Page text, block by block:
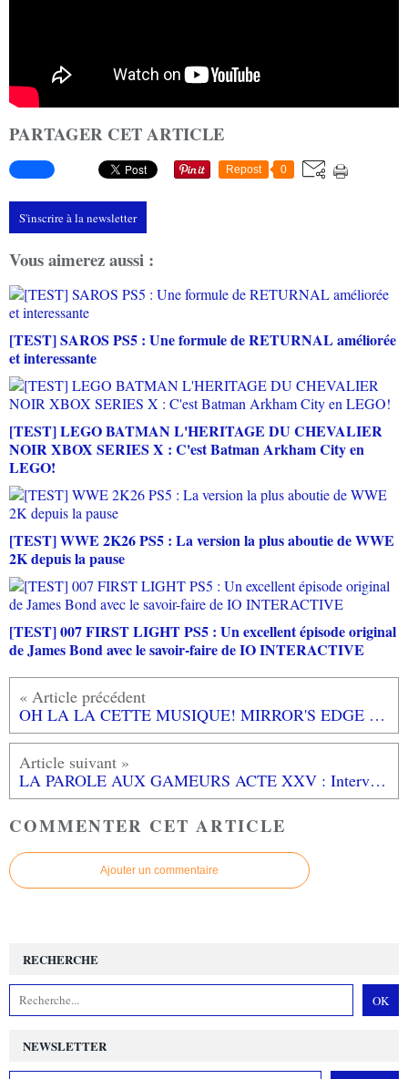
PARTAGER CET ARTICLE
Repost 0
S'inscrire à la newsletter
Vous aimerez aussi :
[TEST] SAROS PS5 : Une formule de RETURNAL améliorée
et interessante
[TEST] LEGO BATMAN L'HERITAGE DU CHEVALIER
NOIR XBOX SERIES X : C'est Batman Arkham City en
LEGO!
[TEST] WWE 2K26 PS5 : La version la plus aboutie de WWE
2K depuis la pause
[TEST] 007 FIRST LIGHT PS5 : Un excellent épisode original
de James Bond avec le savoir-faire de IO INTERACTIVE
OH LA LA CETTE MUSIQUE! MIRROR'S EDGE Still Alive (Theme) - LISA MISKOVSKY
LA PAROLE AUX GAMEURS ACTE XXV : Interview de LUCIAN BLIGHT
COMMENTER CET ARTICLE
Ajouter un commentaire
NEWSLETTER
RECHERCHE